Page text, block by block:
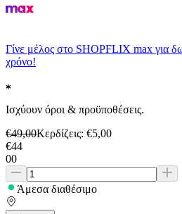
Γίνε μέλος στο SHOPFLIX max για
χρόνο!
Ισχύουν όροι & προϋποθέσεις.
€49,00Κερδίζεις: €5,00
€44
00
Άμεσα διαθέσιμο